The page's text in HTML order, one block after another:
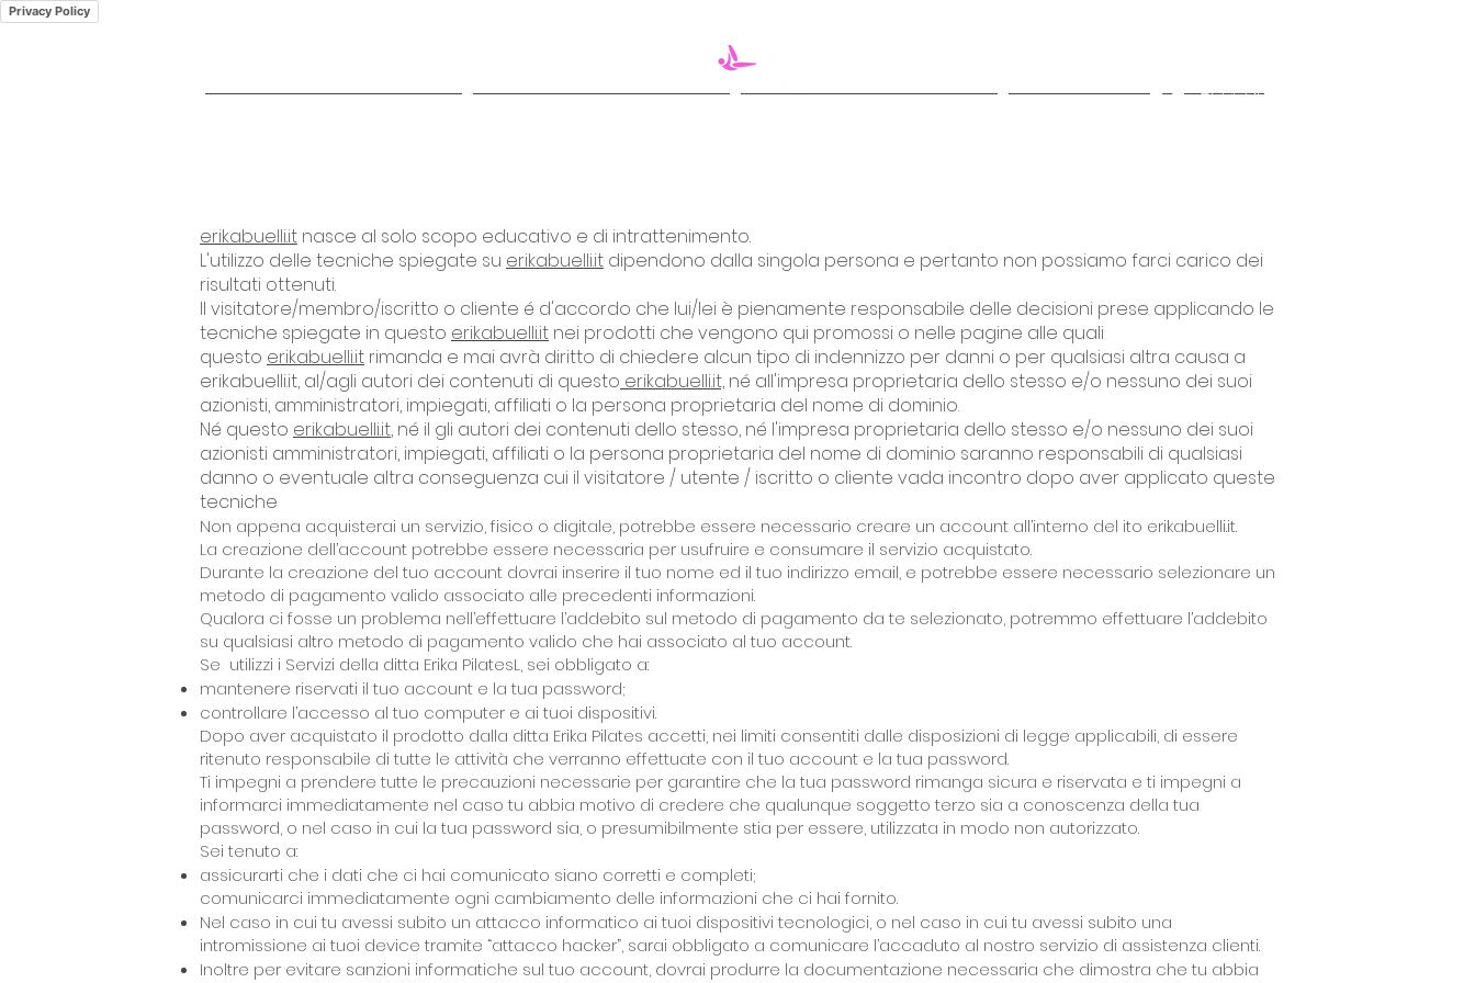
Privacy Policy
Accedi
erikabuelli.it nasce al solo scopo educativo e di intrattenimento.
L'utilizzo delle tecniche spiegate su erikabuelli.it dipendono dalla singola persona e pertanto non possiamo farci carico dei
risultati ottenuti.
Il visitatore/membro/iscritto o cliente é d'accordo che lui/lei è pienamente responsabile delle decisioni prese applicando le
tecniche spiegate in questo erikabuelli.it nei prodotti che vengono qui promossi o nelle pagine alle quali
questo erikabuelli.it rimanda e mai avrà diritto di chiedere alcun tipo di indennizzo per danni o per qualsiasi altra causa a
erikabuelli.it, al/agli autori dei contenuti di questo erikabuelli.it, né all'impresa proprietaria dello stesso e/o nessuno dei suoi
azionisti, amministratori, impiegati, affiliati o la persona proprietaria del nome di dominio.
Né questo erikabuelli.it, né il gli autori dei contenuti dello stesso, né l'impresa proprietaria dello stesso e/o nessuno dei suoi
azionisti amministratori, impiegati, affiliati o la persona proprietaria del nome di dominio saranno responsabili di qualsiasi
danno o eventuale altra conseguenza cui il visitatore / utente / iscritto o cliente vada incontro dopo aver applicato queste
tecniche
Non appena acquisterai un servizio, fisico o digitale, potrebbe essere necessario creare un account all’interno del ito erikabuelli.it.
La creazione dell’account potrebbe essere necessaria per usufruire e consumare il servizio acquistato.
Durante la creazione del tuo account dovrai inserire il tuo nome ed il tuo indirizzo email, e potrebbe essere necessario selezionare un
metodo di pagamento valido associato alle precedenti informazioni.
Qualora ci fosse un problema nell’effettuare l’addebito sul metodo di pagamento da te selezionato, potremmo effettuare l’addebito
su qualsiasi altro metodo di pagamento valido che hai associato al tuo account.
Se utilizzi i Servizi della ditta Erika PilatesL, sei obbligato a:
mantenere riservati il tuo account e la tua password;
controllare l’accesso al tuo computer e ai tuoi dispositivi.
Dopo aver acquistato il prodotto dalla ditta Erika Pilates accetti, nei limiti consentiti dalle disposizioni di legge applicabili, di essere
ritenuto responsabile di tutte le attività che verranno effettuate con il tuo account e la tua password.
Ti impegni a prendere tutte le precauzioni necessarie per garantire che la tua password rimanga sicura e riservata e ti impegni a
informarci immediatamente nel caso tu abbia motivo di credere che qualunque soggetto terzo sia a conoscenza della tua
password, o nel caso in cui la tua password sia, o presumibilmente stia per essere, utilizzata in modo non autorizzato.
Sei tenuto a:
assicurarti che i dati che ci hai comunicato siano corretti e completi;
comunicarci immediatamente ogni cambiamento delle informazioni che ci hai fornito.
Nel caso in cui tu avessi subito un attacco informatico ai tuoi dispositivi tecnologici, o nel caso in cui tu avessi subito una
intromissione ai tuoi device tramite “attacco hacker”, sarai obbligato a comunicare l’accaduto al nostro servizio di assistenza clienti.
Inoltre per evitare sanzioni informatiche sul tuo account, dovrai produrre la documentazione necessaria che dimostra che tu abbia